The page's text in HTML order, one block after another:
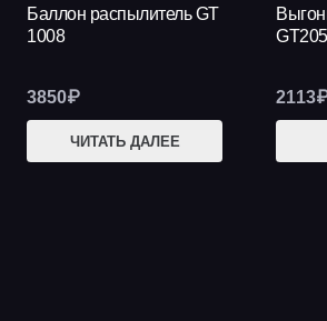
Баллон распылитель GT
1008
3850₽
ЧИТАТЬ ДАЛЕЕ
2113